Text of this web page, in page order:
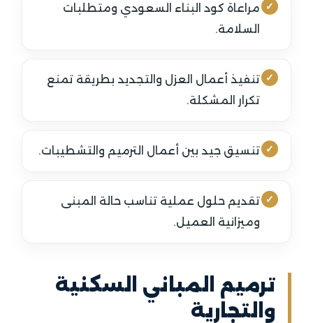
مراعاة كود البناء السعودي ومتطلبات
السلامة.
تنفيذ أعمال العزل والتجديد بطريقة تمنع
تكرار المشكلة.
تنسيق جيد بين أعمال الترميم والتشطيبات.
تقديم حلول عملية تناسب حالة المبنى
وميزانية العميل.
ترميم المباني السكنية
والتجارية